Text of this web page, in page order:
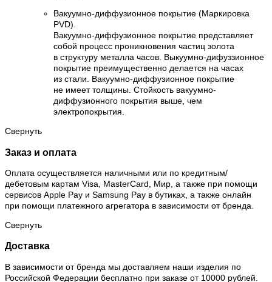
Вакуумно-диффузионное покрытие (Маркировка
PVD).
Вакуумно-диффузионное покрытие представляет
собой процесс проникновения частиц золота
в структуру металла часов. Выкуумно-дифуззионное
покрытие преимущественно делается на часах
из стали. Вакуумно-диффузионное покрытие
не имеет толщины. Стойкость вакуумно-
диффузионного покрытия выше, чем
электропокрытия.
Свернуть
Заказ и оплата
Оплата осуществляется наличными или по кредитным/
дебетовым картам Visa, MasterCard, Мир, а также при помощи
сервисов Apple Pay и Samsung Pay в бутиках, а также онлайн
при помощи платежного агрегатора в зависимости от бренда.
Свернуть
Доставка
В зависимости от бренда мы доставляем наши изделия по
Российской Федерации бесплатно при заказе от 10000 рублей.